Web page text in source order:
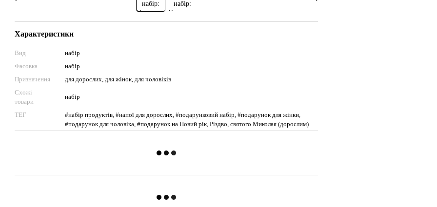
Характеристики
Вид
набір
Фасовка
набір
Призначення
для дорослих, для жінок, для чоловіків
Схожі
товари
набір
ТЕГ
#набір продуктів, #напої для дорослих, #подарунковий набір, #подарунок для жінки,
#подарунок для чоловіка, #подарунок на Новий рік, Різдво, святого Миколая (дорослим)